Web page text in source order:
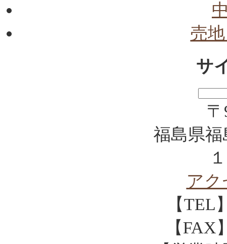
売
サ
福島県
ア
【TEL
【FAX